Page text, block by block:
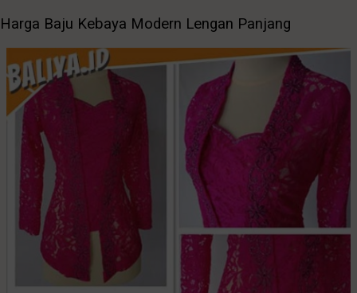
Harga Baju Kebaya Modern Lengan Panjang